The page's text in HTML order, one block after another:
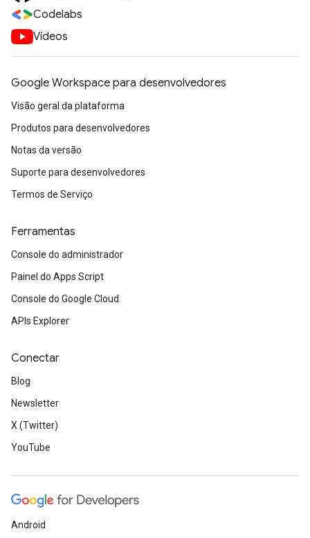
Codelabs
Vídeos
Google Workspace para desenvolvedores
Visão geral da plataforma
Produtos para desenvolvedores
Notas da versão
Suporte para desenvolvedores
Termos de Serviço
Ferramentas
Console do administrador
Painel do Apps Script
Console do Google Cloud
APIs Explorer
Conectar
Blog
Newsletter
X (Twitter)
YouTube
Android